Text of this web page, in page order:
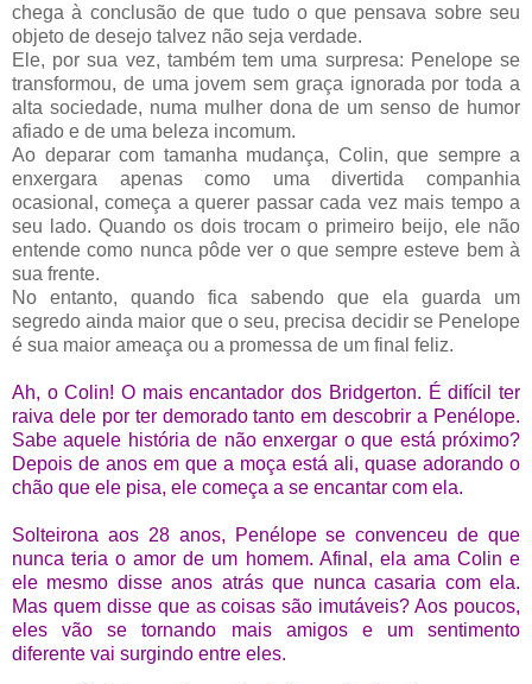
chega à conclusão de que tudo o que pensava sobre seu
objeto de desejo talvez não seja verdade.
Ele, por sua vez, também tem uma surpresa: Penelope se
transformou, de uma jovem sem graça ignorada por toda a
alta sociedade, numa mulher dona de um senso de humor
afiado e de uma beleza incomum.
Ao deparar com tamanha mudança, Colin, que sempre a
enxergara apenas como uma divertida companhia
ocasional, começa a querer passar cada vez mais tempo a
seu lado. Quando os dois trocam o primeiro beijo, ele não
entende como nunca pôde ver o que sempre esteve bem à
sua frente.
No entanto, quando fica sabendo que ela guarda um
segredo ainda maior que o seu, precisa decidir se Penelope
é sua maior ameaça ou a promessa de um final feliz.
Ah, o Colin! O mais encantador dos Bridgerton. É difícil ter
raiva dele por ter demorado tanto em descobrir a Penélope.
Sabe aquele história de não enxergar o que está próximo?
Depois de anos em que a moça está ali, quase adorando o
chão que ele pisa, ele começa a se encantar com ela.
Solteirona aos 28 anos, Penélope se convenceu de que
nunca teria o amor de um homem. Afinal, ela ama Colin e
ele mesmo disse anos atrás que nunca casaria com ela.
Mas quem disse que as coisas são imutáveis? Aos poucos,
eles vão se tornando mais amigos e um sentimento
diferente vai surgindo entre eles.